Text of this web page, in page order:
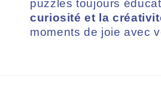
l
puzzles toujours
curiosité et la
moments de joie avec